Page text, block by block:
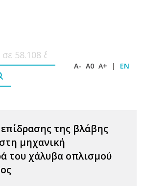
A- A0 A+ | EN
της βλάβης
μηχανική
του χάλυβα οπλισμού